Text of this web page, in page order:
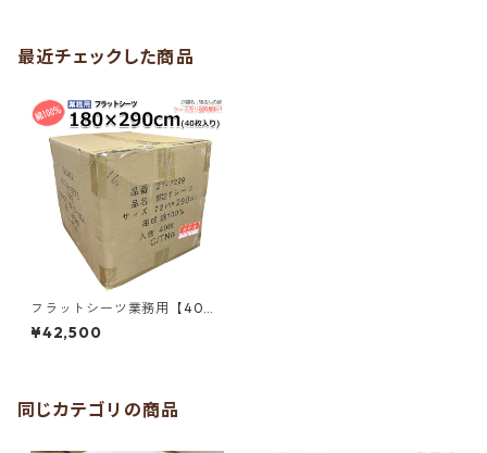
最近チェックした商品
フラットシーツ業務用【40枚
入】綿100% 180×290cm ダ
ブルサイズ 敷きシーツ ホワイ
¥42,500
同じカテゴリの商品